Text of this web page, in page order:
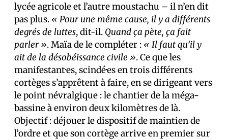
lycée agricole et l’autre moustachu – il n’en dit
pas plus. « Pour une même cause, il y a différents
degrés de luttes, dit-il. Quand ça pète, ça fait
parler ». Maïa de le compléter : « Il faut qu’il y
ait de la désobéissance civile ». Ce que les
manifestant·es, scindé·es en trois différents
cortèges s’apprêtent à faire, en se dirigeant vers
le point névralgique : le chantier de la méga-
bassine à environ deux kilomètres de là.
Objectif : déjouer le dispositif de maintien de
l’ordre et que son cortège arrive en premier sur